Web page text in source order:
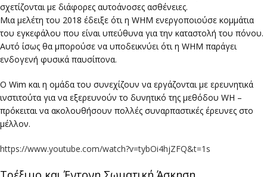
σχετίζονται με διάφορες αυτοάνοσες ασθένειες.
Μια μελέτη του 2018 έδειξε ότι η WHM ενεργοποιούσε κομμάτια
του εγκεφάλου που είναι υπεύθυνα για την καταστολή του πόνου.
Αυτό ίσως θα μπορούσε να υποδεικνύει ότι η WHM παράγει
ενδογενή φυσικά παυσίπονα.
Ο Wim και η ομάδα του συνεχίζουν να εργάζονται με ερευνητικά
ινστιτούτα για να εξερευνούν το δυνητικό της μεθόδου WH –
πρόκειται να ακολουθήσουν πολλές συναρπαστικές έρευνες στο
μέλλον.
https://www.youtube.com/watch?v=tybOi4hjZFQ&t=1s